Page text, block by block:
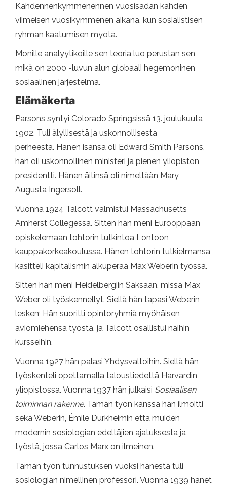
Kahdennenkymmenennen vuosisadan kahden
viimeisen vuosikymmenen aikana, kun sosialistisen
ryhmän kaatumisen myötä.
Monille analyytikoille sen teoria luo perustan sen,
mikä on 2000 -luvun alun globaali hegemoninen
sosiaalinen järjestelmä.
Elämäkerta
Parsons syntyi Colorado Springsissä 13. joulukuuta
1902. Tuli älyllisestä ja uskonnollisesta
perheestä. Hänen isänsä oli Edward Smith Parsons,
hän oli uskonnollinen ministeri ja pienen yliopiston
presidentti. Hänen äitinsä oli nimeltään Mary
Augusta Ingersoll.
Vuonna 1924 Talcott valmistui Massachusetts
Amherst Collegessa. Sitten hän meni Eurooppaan
opiskelemaan tohtorin tutkintoa Lontoon
kauppakorkeakoulussa. Hänen tohtorin tutkielmansa
käsitteli kapitalismin alkuperää Max Weberin työssä.
Sitten hän meni Heidelbergiin Saksaan, missä Max
Weber oli työskennellyt. Siellä hän tapasi Weberin
lesken; Hän suoritti opintoryhmiä myöhäisen
aviomiehensä työstä, ja Talcott osallistui näihin
kursseihin.
Vuonna 1927 hän palasi Yhdysvaltoihin. Siellä hän
työskenteli opettamalla taloustiedettä Harvardin
yliopistossa. Vuonna 1937 hän julkaisi Sosiaalisen
toiminnan rakenne. Tämän työn kanssa hän ilmoitti
sekä Weberin, Émile Durkheimin että muiden
modernin sosiologian edeltäjien ajatuksesta ja
työstä, jossa Carlos Marx on ilmeinen.
Tämän työn tunnustuksen vuoksi hänestä tuli
sosiologian nimellinen professori. Vuonna 1939 hänet